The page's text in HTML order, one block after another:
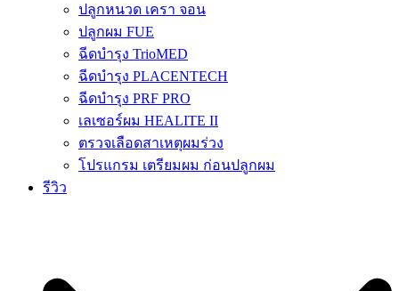
ปลูกหนวด เครา จอน
ปลูกผม FUE
ฉีดบำรุง TrioMED
ฉีดบำรุง PLACENTECH
ฉีดบำรุง PRF PRO
เลเซอร์ผม HEALITE II
ตรวจเลือดสาเหตุผมร่วง
โปรแกรม เตรียมผม ก่อนปลูกผม
รีวิว